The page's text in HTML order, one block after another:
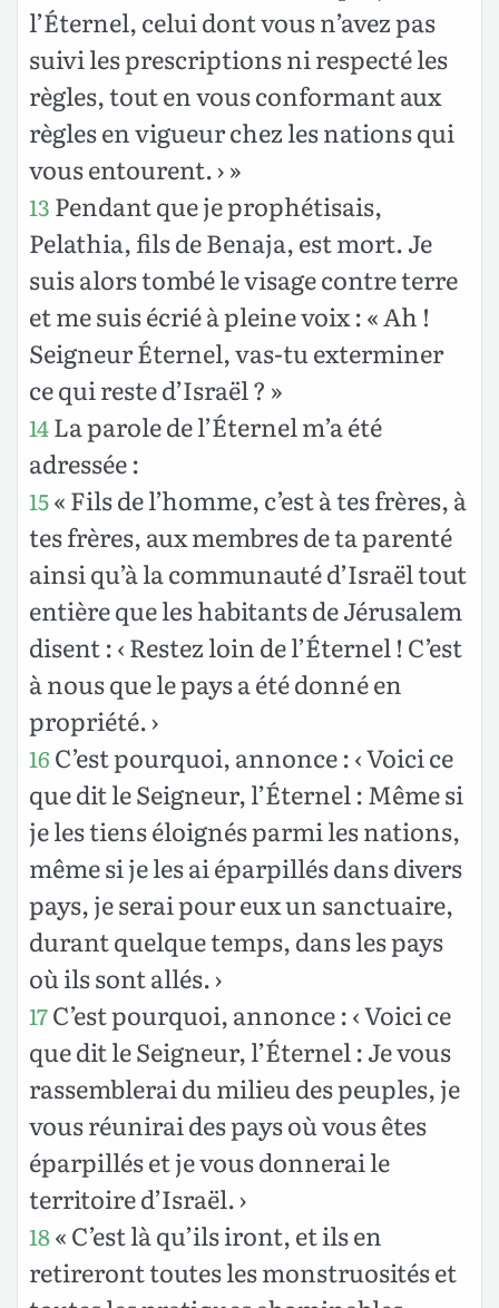
l’Éternel, celui dont vous n’avez pas
suivi les prescriptions ni respecté les
règles, tout en vous conformant aux
règles en vigueur chez les nations qui
vous entourent. › »
13 Pendant que je prophétisais,
Pelathia, fils de Benaja, est mort. Je
suis alors tombé le visage contre terre
et me suis écrié à pleine voix : « Ah !
Seigneur Éternel, vas-tu exterminer
ce qui reste d’Israël ? »
14La parole de l’Éternel m’a été
adressée :
15« Fils de l’homme, c’est à tes frères, à
tes frères, aux membres de ta parenté
ainsi qu’à la communauté d’Israël tout
entière que les habitants de Jérusalem
disent : ‹ Restez loin de l’Éternel ! C’est
à nous que le pays a été donné en
propriété. ›
16 C’est pourquoi, annonce : ‹ Voici ce
que dit le Seigneur, l’Éternel : Même si
je les tiens éloignés parmi les nations,
même si je les ai éparpillés dans divers
pays, je serai pour eux un sanctuaire,
durant quelque temps, dans les pays
où ils sont allés. ›
17C’est pourquoi, annonce : ‹ Voici ce
que dit le Seigneur, l’Éternel : Je vous
rassemblerai du milieu des peuples, je
vous réunirai des pays où vous êtes
éparpillés et je vous donnerai le
territoire d’Israël. ›
18« C’est là qu’ils iront, et ils en
retireront toutes les monstruosités et